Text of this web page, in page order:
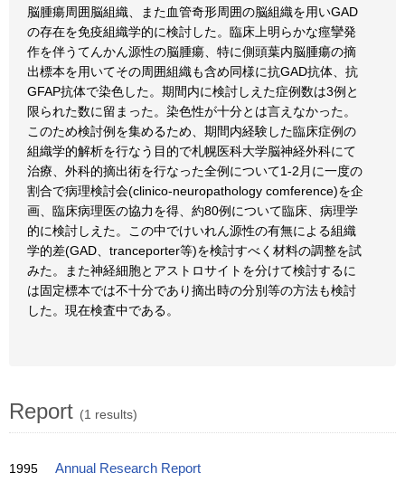
脳腫瘍周囲脳組織、また血管奇形周囲の脳組織を用いGAD
の存在を免疫組織学的に検討した。臨床上明らかな痙攣発
作を伴うてんかん源性の脳腫瘍、特に側頭葉内脳腫瘍の摘
出標本を用いてその周囲組織も含め同様に抗GAD抗体、抗
GFAP抗体で染色した。期間内に検討しえた症例数は3例と
限られた数に留まった。染色性が十分とは言えなかった。
このため検討例を集めるため、期間内経験した臨床症例の
組織学的解析を行なう目的で札幌医科大学脳神経外科にて
治療、外科的摘出術を行なった全例について1-2月に一度の
割合で病理検討会(clinico-neuropathology comference)を企
画、臨床病理医の協力を得、約80例について臨床、病理学
的に検討しえた。この中でけいれん源性の有無による組織
学的差(GAD、tranceporter等)を検討すべく材料の調整を試
みた。また神経細胞とアストロサイトを分けて検討するに
は固定標本では不十分であり摘出時の分別等の方法も検討
した。現在検査中である。
Report (1 results)
1995 Annual Research Report